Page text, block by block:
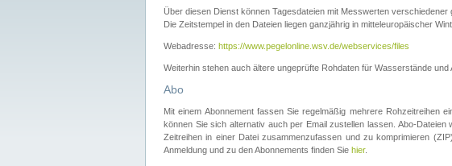
Über diesen Dienst können Tagesdateien mit Messwerten
Die Zeitstempel in den Dateien liegen ganzjährig in mitteleuropäischer
Webadresse: https://www.pegelonline.wsv.de/webservices/files
Weiterhin stehen auch ältere ungeprüfte Rohdaten für Wasserstände und
Abo
Mit einem Abonnement fassen Sie regelmäßig mehrere Rohzeitreihen
können Sie sich alternativ auch per Email zustellen lassen. Abo-
Zeitreihen in einer Datei zusammenzufassen und zu komprimieren
Anmeldung und zu den Abonnements finden Sie hier.